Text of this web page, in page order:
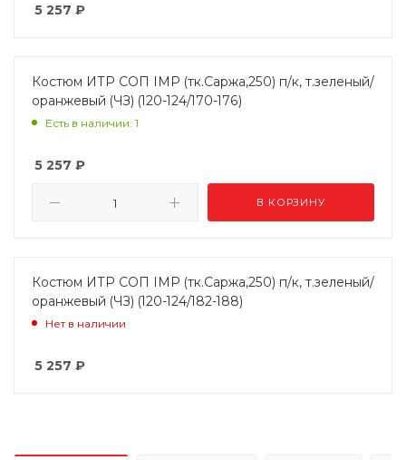
5 257 ₽
Костюм ИТР СОП IMP (тк.Саржа,250) п/к, т.зеленый/
оранжевый (ЧЗ) (120-124/170-176)
Есть в наличии: 1
5 257 ₽
В КОРЗИНУ
Костюм ИТР СОП IMP (тк.Саржа,250) п/к, т.зеленый/
оранжевый (ЧЗ) (120-124/182-188)
Нет в наличии
5 257 ₽